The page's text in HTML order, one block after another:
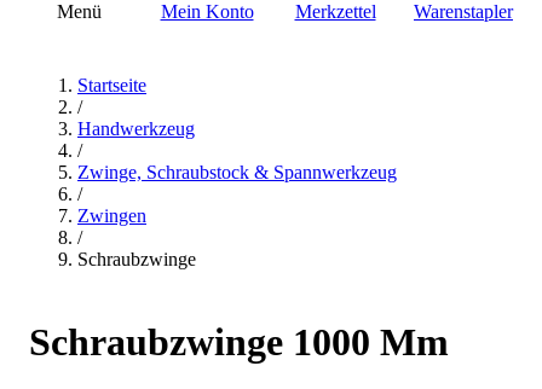
Menü Mein Konto Merkzettel Warenstapler
Startseite
/
Handwerkzeug
/
Zwinge, Schraubstock & Spannwerkzeug
/
Zwingen
/
Schraubzwinge
Schraubzwinge 1000 Mm